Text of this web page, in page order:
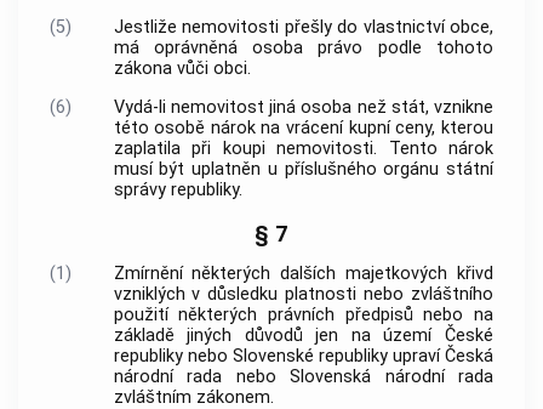
(5)
Jestliže nemovitosti přešly do vlastnictvíobce,
má oprávněná osoba právo podle tohoto
zákona vůči obci.
(6)
Vydá-li nemovitost jiná osoba než stát, vznikne
této osobě nárok na vrácení kupní ceny, kterou
zaplatila při koupi nemovitosti. Tento nárok
musí být uplatněn u příslušného orgánu státní
správy republiky.
§ 7
(1)
Zmírnění některých dalších majetkových křivd
vzniklých v důsledku platnosti nebo zvláštního
použití některých právních předpisů nebo na
základě jiných důvodů jen na území České
republiky nebo Slovenské republiky upraví Česká
národní rada nebo Slovenská národní rada
zvláštním zákonem.